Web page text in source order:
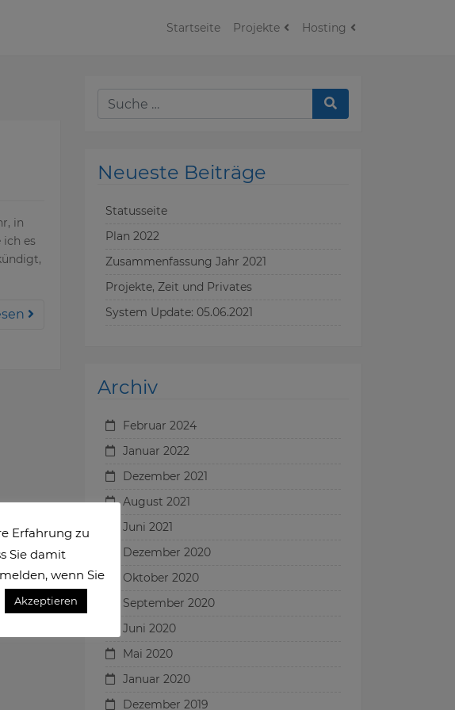
Startseite Projekte Hosting
in
ich es
Neueste Beiträge
Statusseite
Plan 2022
Zusammenfassung Jahr 2021
Projekte, Zeit und Privates
System Update: 05.06.2021
Archiv
Februar 2024
Januar 2022
Dezember 2021
August 2021
Juni 2021
Dezember 2020
Oktober 2020
September 2020
Juni 2020
Mai 2020
Januar 2020
Dezember 2019
Erfahrung zu
Sie damit
wenn Sie
Akzeptieren